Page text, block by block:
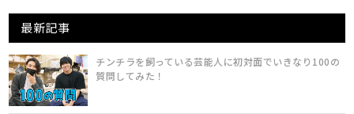
最新記事
チンチラを飼っている芸能人に初対面でいきなり100の
質問してみた！